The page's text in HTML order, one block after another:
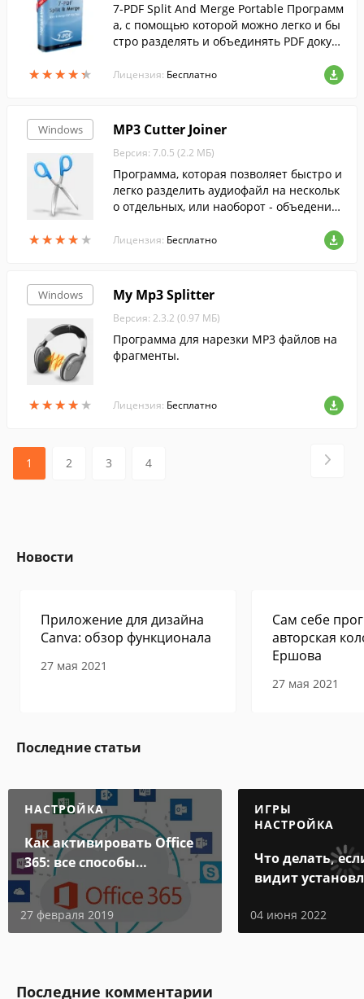
★★★★★
★★★★★
7-PDF Split And Merge Portable Программ
а, с помощью которой можно легко и бы
стро разделять и объединять PDF докум
nd Merge Portable у нас безоп…
Лицензия: Бесплатно
Windows
★★★★ ★
★★★★ ★
MP3 Cutter Joiner
Версия: 7.0.5 (2.2 МБ)
Программа, которая позволяет быстро и
легко разделить аудиофайл на нескольк
о отдельных, или наоборот - объеденить
Лицензия: Бесплатно
Windows
★★★★ ★
★★★★ ★
My Mp3 Splitter
Версия: 2.3.2 (0.97 МБ)
Программа для нарезки MP3 файлов на
фрагменты.
Лицензия: Бесплатно
1 2 3 4
Новости
Приложение для дизайна
Canva: обзор функционала
27 мая 2021
Сам себе
авторская
Ершова
27 мая 2021
Последние статьи
НАСТРОЙКА
Как активировать Office
365: все способы
активации
27 февраля 2019
ИГРЫ
НАСТРОЙКА
Что делать,
видит
04 июня 2022
Последние комментарии